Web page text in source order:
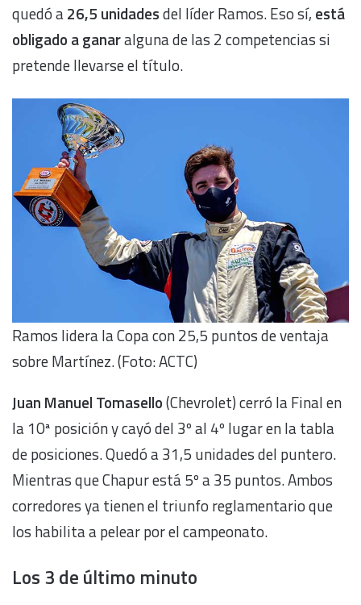
quedó a26,5 unidadesdel líder Ramos. Eso sí, está
obligado a ganaralguna de las 2 competencias si
pretende llevarse el título.
Ramos lidera la Copa con 25,5 puntos de ventaja
sobre Martínez. (Foto: ACTC)
Juan Manuel Tomasello(Chevrolet) cerró la Final en
la 10ª posición y cayó del 3º al 4º lugar en la tabla
de posiciones. Quedó a 31,5 unidades del puntero.
Mientras que Chapur está 5º a 35 puntos. Ambos
corredores ya tienen el triunfo reglamentario que
los habilita a pelear por el campeonato.
Los 3 de último minuto